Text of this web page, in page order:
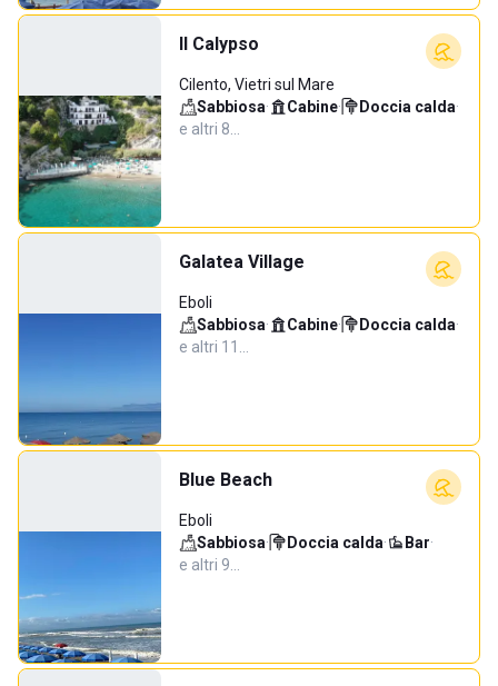
Il Calypso
Cilento, Vietri sul Mare
Sabbiosa· Cabine· Doccia calda·
e altri 8…
Galatea Village
Eboli
Sabbiosa· Cabine· Doccia calda·
e altri 11…
Blue Beach
Eboli
Sabbiosa· Doccia calda· Bar·
e altri 9…